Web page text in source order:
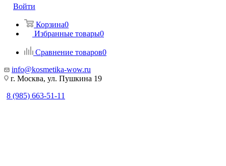
Войти
Корзина0
Избранные товары0
Сравнение товаров0
info@kosmetika-wow.ru
г. Москва, ул. Пушкина 19
8 (985) 663-51-11